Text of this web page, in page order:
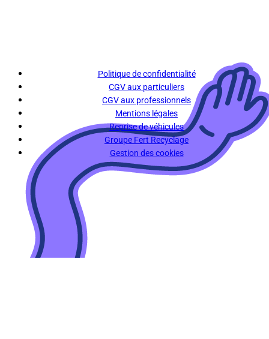
Politique de confidentialité
CGV aux particuliers
CGV aux professionnels
Mentions légales
Reprise de véhicules
Groupe Fert Recyclage
Gestion des cookies